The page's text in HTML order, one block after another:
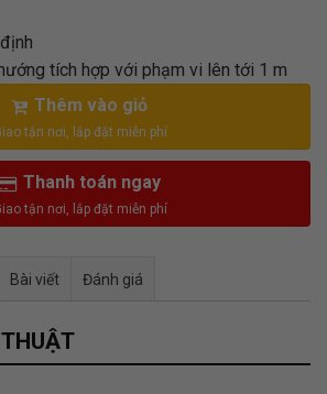
tích hợp với phạm vi lên tới 1 m
Thêm vào giỏ
Thanh toán ngay
Bài viết Đánh giá
Facebook